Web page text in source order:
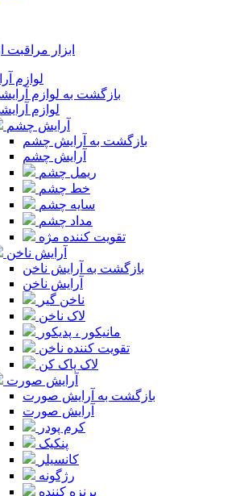
ابزار
لوازم
بازگشت به لوازم
لوازم
آرایش چشم
بازگشت به آرایش چشم
آرایش چشم
ریمل چشم
خط چشم
سایه چشم
مداد چشم
تقویت کننده مژه
آرایش ناخن
بازگشت به آرایش ناخن
آرایش ناخن
ناخن گیر
لاک ناخن
مانیکور ، پدیکور
تقویت کننده ناخن
لاک پاک کن
آرایش صورت
بازگشت به آرایش صورت
آرایش صورت
کرم پودر
پنکیک
کانسیلر
رژگونه
برنزه کننده